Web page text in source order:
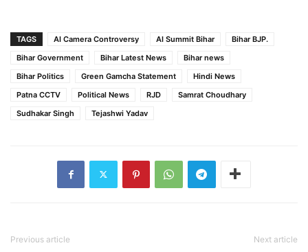
TAGS AI Camera Controversy AI Summit Bihar
Bihar BJP.
Bihar Government
Bihar Latest News
Bihar news
Bihar Politics
Green Gamcha Statement
Hindi News
Patna CCTV
Political News RJD
Samrat Choudhary
Sudhakar Singh
Tejashwi Yadav
Previous article Next article